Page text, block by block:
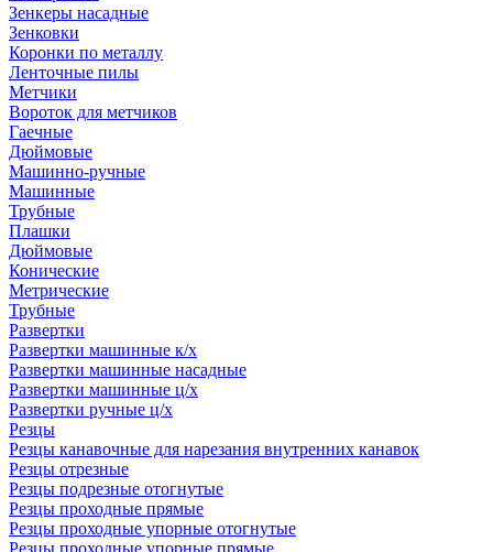
Зенкеры насадные
Зенковки
Коронки по металлу
Ленточные пилы
Метчики
Вороток для метчиков
Гаечные
Дюймовые
Машинно-ручные
Машинные
Трубные
Плашки
Дюймовые
Конические
Метрические
Трубные
Развертки
Развертки машинные к/х
Развертки машинные насадные
Развертки машинные ц/х
Развертки ручные ц/х
Резцы
Резцы канавочные для нарезания внутренних канавок
Резцы отрезные
Резцы подрезные отогнутые
Резцы проходные прямые
Резцы проходные упорные отогнутые
Резцы проходные упорные прямые